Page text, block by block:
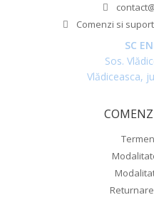
Comenzi si
SC
Sos.
Vlădiceasca,